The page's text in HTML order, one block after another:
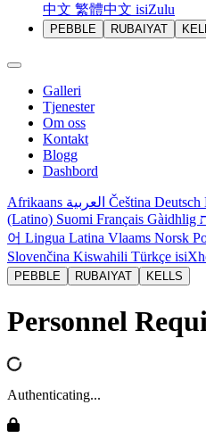
中文 繁體中文 isiZulu
PEBBLE RUBAIYAT
Galleri
Tjenester
Om oss
Kontakt
Blogg
Dashbord
Afrikaans Čeština Deutsch
(Latino) Suomi Français Gàidhlig
어 Lingua Latina Vlaams Norsk
Slovenčina Kiswahili Türkçe
PEBBLE RUBAIYAT KELLS
Personnel
Authenticating...